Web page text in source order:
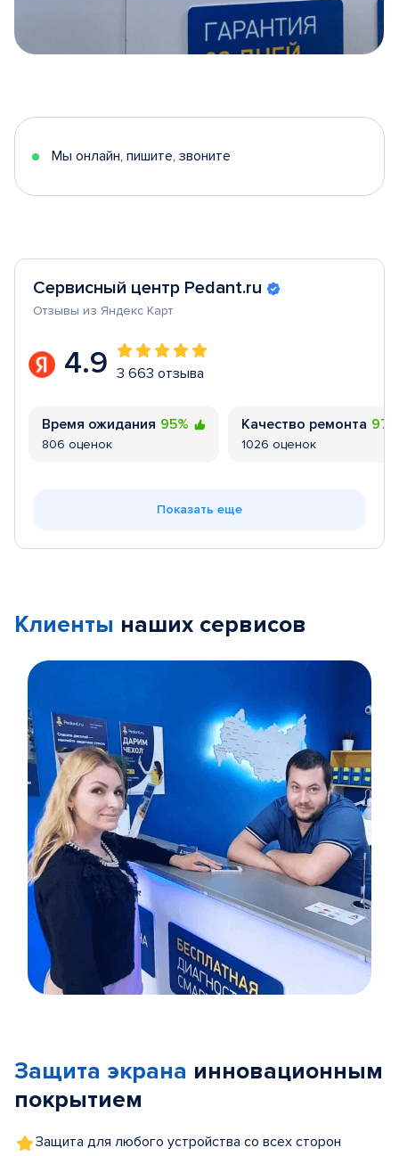
5
Мы онлайн, пишите, звоните
Сервисный центр Pedant.ru
Отзывы из Яндекс Карт
4.9 3 663 отзыва
Время ожидания 95%
806 оценок
Качество ремонта
1026 оценок
Показать еще
Клиенты наших сервисов
5
Защита экрана инновационным
покрытием
Защита для любого устройства со всех сторон